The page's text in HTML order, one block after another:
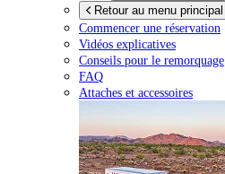
Retour au menu principal
Commencer une réservation
Vidéos explicatives
Conseils pour le remorquage
FAQ
Attaches et accessoires